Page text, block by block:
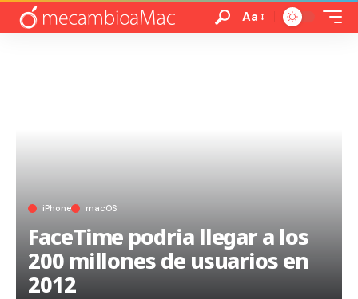
Aa
iPhone macOS
FaceTime podria llegar a los
200 millones de usuarios en
2012